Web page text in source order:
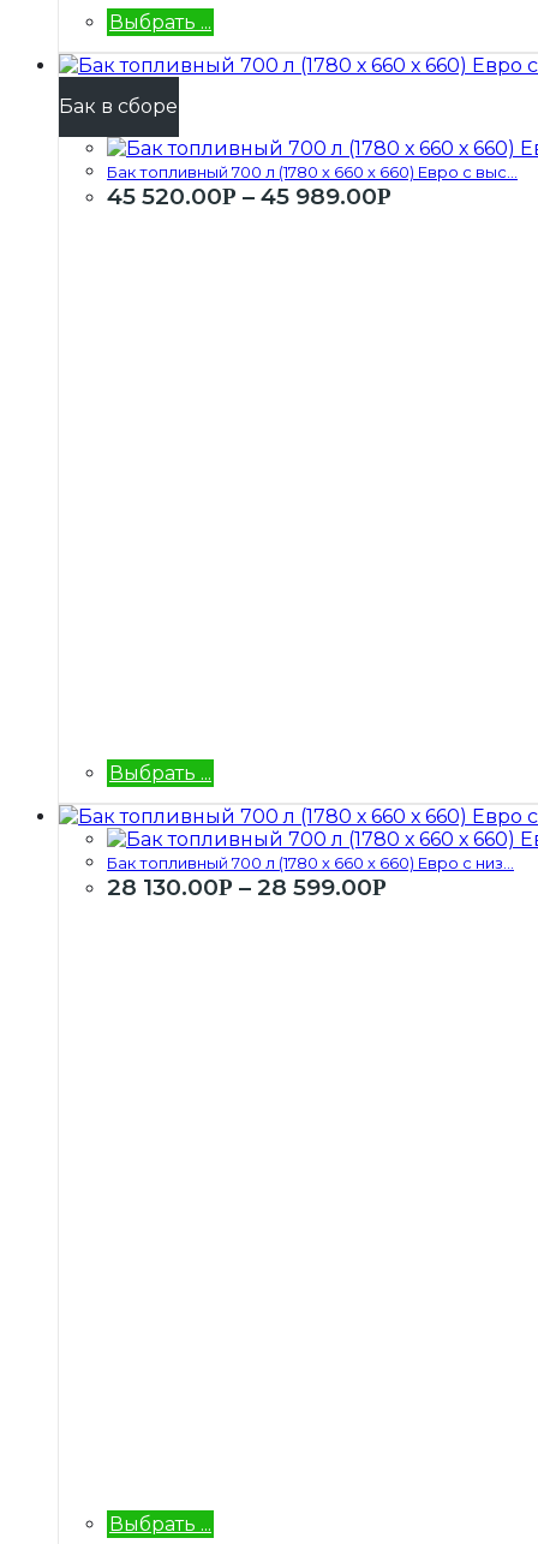
Выбрать ...
Бак в сборе
Бак топливный 700 л (1780 х 660 х 660) Евро с выс...
45 520.00Р – 45 989.00Р
Выбрать ...
Бак топливный 700 л (1780 х 660 х 660) Евро с низ...
28 130.00Р – 28 599.00Р
Выбрать ...